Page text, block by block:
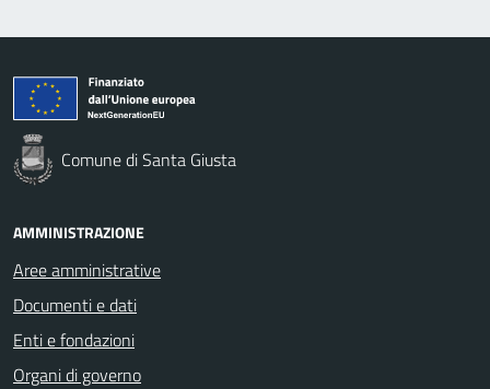
Comune di Santa Giusta
AMMINISTRAZIONE
Aree amministrative
Documenti e dati
Enti e fondazioni
Organi di governo